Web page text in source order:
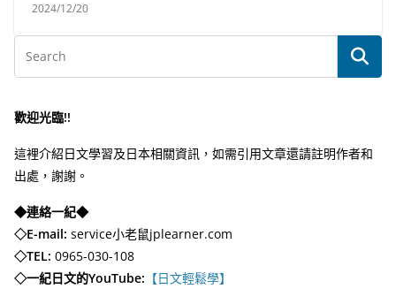
2024/12/20
歡迎光臨!!
這裡介紹日文學習及日本相關資訊，如需引用文章還請註明作者和
出處，謝謝。
◆連絡一紀◆
◇E-mail: service小老鼠jplearner.com
◇TEL: 0965-030-108
◇一紀日文的YouTube: 【日文輕鬆學】